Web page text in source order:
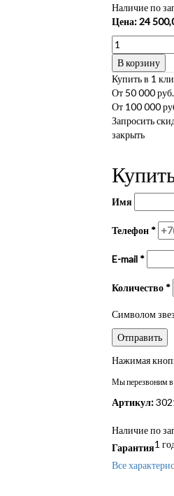
Наличие по
Цена:24
В корзину
Купить в 1
От 50 000
От 100 000
Запросить
закрыть
Имя
Телефон *
E-mail *
Количество *
Символом
Нажимая
Мы перезвоним в
Артикул:
Наличие по
Гарантия1
Все